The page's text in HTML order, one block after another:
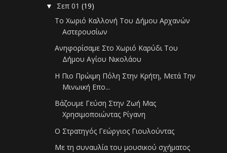
▼ Σεπ 01(19)
Το Χωριό Καλλονή Του Δήμου Αρχανών
Αστερουσίων
Ανηφορίσαμε Στο Χωριό Καρύδι Του
Δήμου Αγίου Νικολάου
Η Πιο Πρώιμη Πόλη Στην Κρήτη, Μετά Την
Μινωική Επο...
Βάζουμε Γεύση Στην Ζωή Μας
Χρησιμοποιώντας Ρίγανη
Ο Στρατηγός Γεώργιος Γιουλούντας
Με τη συναυλία του μουσικού σχήματος